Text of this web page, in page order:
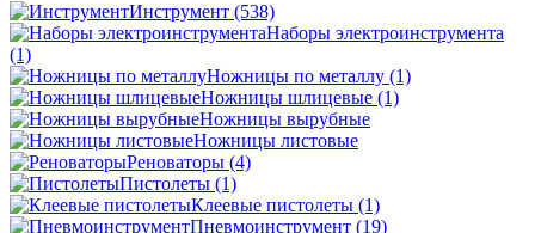
Инструмент (538)
Наборы электроинструмента
(1)
Ножницы по металлу (1)
Ножницы шлицевые (1)
Ножницы вырубные
Ножницы листовые
Реноваторы (4)
Пистолеты (1)
Клеевые пистолеты (1)
Пневмоинструмент (19)